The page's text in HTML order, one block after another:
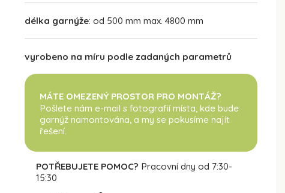
délka garnýže: od 500 mm max. 4800 mm
vyrobeno na míru podle zadaných parametrů
MÁTE OMEZENÝ PROSTOR PRO MONTÁŽ?
Pošlete nám e-mail s fotografií místa, kde bude
garnýž namontována , a my se pokusíme najít
řešení.
POTŘEBUJETE POMOC? Pracovní dny od 7:30-
15:30